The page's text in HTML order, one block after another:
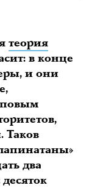
теория
в конце
и они
Таков
два